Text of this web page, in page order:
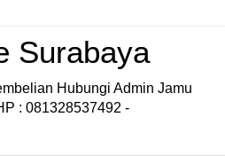
Surabaya
Hubungi Admin Jamu
: 081328537492 -